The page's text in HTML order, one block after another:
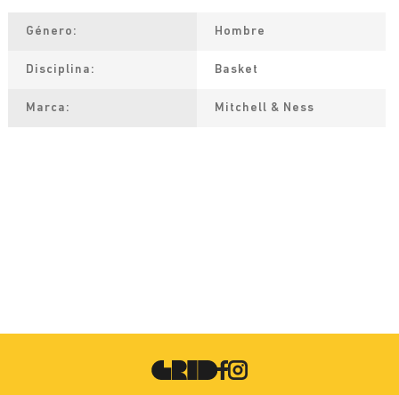
Género Hombre
Disciplina Basket
Marca Mitchell & Ness